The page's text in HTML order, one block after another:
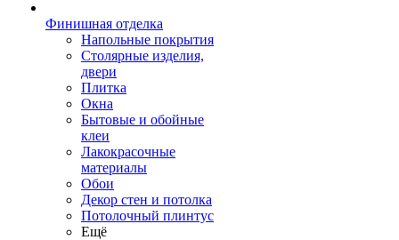
Финишная отделка
Напольные покрытия
Столярные изделия,
двери
Плитка
Окна
Бытовые и обойные
клеи
Лакокрасочные
материалы
Обои
Декор стен и потолка
Потолочный плинтус
Ещё